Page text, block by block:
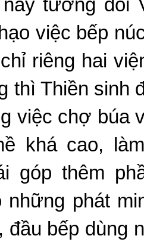
tương đối
việc bếp
riêng hai
thì Thiền sinh
việc chợ búa
khá cao,
góp thêm
những phát
đầu bếp dùng